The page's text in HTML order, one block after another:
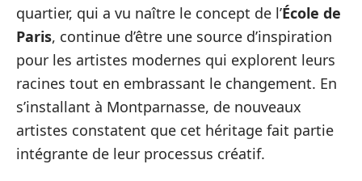
quartier, qui a vu naître le concept de l’École de
Paris, continue d’être une source d’inspiration
pour les artistes modernes qui explorent leurs
racines tout en embrassant le changement. En
s’installant à Montparnasse, de nouveaux
artistes constatent que cet héritage fait partie
intégrante de leur processus créatif.